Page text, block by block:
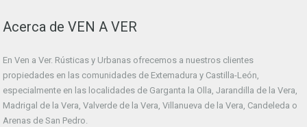
Acerca de VEN A VER
En Ven a Ver. Rústicas y Urbanas ofrecemos a nuestros clientes
propiedades en las comunidades de Extemadura y Castilla-León,
especialmente en las localidades de Garganta la Olla, Jarandilla de la Vera,
Madrigal de la Vera, Valverde de la Vera, Villanueva de la Vera, Candeleda o
Arenas de San Pedro.